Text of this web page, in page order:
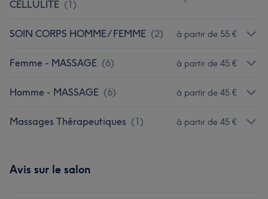
CELLULITE (1)
SOIN CORPS HOMME/ FEMME (2) à partir de 55 €
Femme - MASSAGE (6) à partir de 45 €
Homme - MASSAGE (6) à partir de 45 €
Massages Thérapeutiques (1) à partir de 45 €
Avis sur le salon